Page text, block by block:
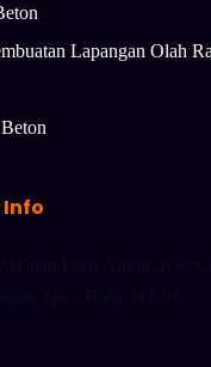
Lapangan Olah